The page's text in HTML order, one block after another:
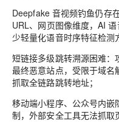
Deepfake 音视频钓鱼仍存
URL、网页图像维度，AI
少轻量化语音时序特征检测
短链接多级跳转溯源困难
最终恶意站点，受限于域
抓取全链路跳转地址；
移动端小程序、公众号内
制，外部安全工具无法抓取